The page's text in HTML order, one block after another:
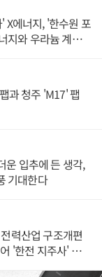
X에너지, '한수원 포
지와 우라늄 계약
과 청주 'M17' 팹
운 입추에 든 생각,
기대한다
력산업 구조개편
'한전 지주사' 재편